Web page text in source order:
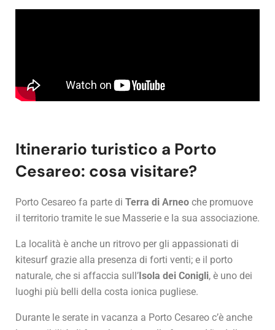
Itinerario turistico a Porto
Cesareo: cosa visitare?
Porto Cesareo fa parte di Terra di Arneo che promuove
il territorio tramite le sue Masserie e la sua associazione.
La località è anche un ritrovo per gli appassionati di
kitesurf grazie alla presenza di forti venti; e il porto
naturale, che si affaccia sull’ Isola dei Conigli, è uno dei
luoghi più belli della costa ionica pugliese.
Durante le serate in vacanza a Porto Cesareo c’è anche